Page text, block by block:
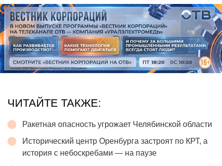
ЧИТАЙТЕ ТАКЖЕ:
Ракетная опасность угрожает Челябинской области
Исторический центр Оренбурга застроят по КРТ, а
история с небоскребами — на паузе